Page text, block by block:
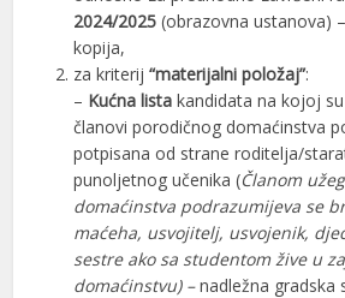
2024/2025 (obrazovna ustanova)
kopija,
za kriterij “materijalni položaj”:
– Kućna lista kandidata na kojoj
članovi porodičnog domaćinstva
potpisana od strane roditelja/
punoljetnog učenika (Članom
domaćinstva podrazumijeva se
maćeha, usvojitelj, usvojenik,
sestre ako sa studentom žive u
domaćinstvu) –nadležna gradska